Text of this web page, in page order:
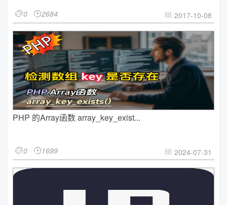
0 2684  2017-10-08
PHP 的Array函数 array_key_exist...
0 1699  2024-07-31